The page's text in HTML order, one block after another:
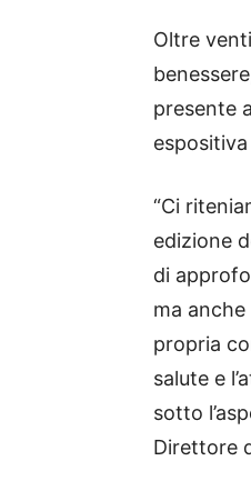
Oltre
presente
“Ci
edizione
di
ma
propria
salute e
sotto
Direttore